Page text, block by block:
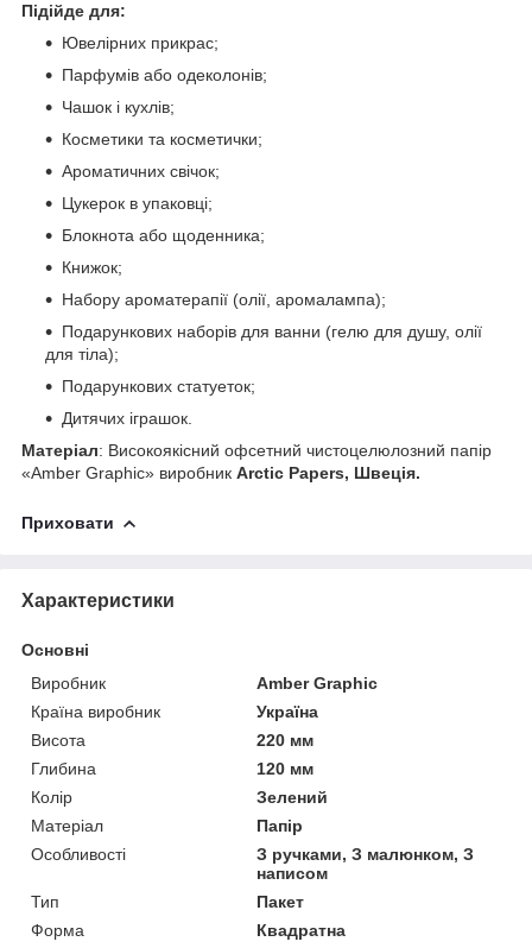
Підійде для:
Ювелірних прикрас;
Парфумів або одеколонів;
Чашок і кухлів;
Косметики та косметички;
Ароматичних свічок;
Цукерок в упаковці;
Блокнота або щоденника;
Книжок;
Набору ароматерапії (олії, аромалампа);
Подарункових наборів для ванни (гелю для душу, олії
для тіла);
Подарункових статуеток;
Дитячих іграшок.
Матеріал: Високоякісний офсетний чистоцелюлозний папір
«Amber Graphic» виробник Arctic Papers, Швеція.
Приховати
Характеристики
Основні
Виробник
Amber Graphic
Країна виробник
Україна
Висота
220 мм
Глибина
120 мм
Колір
Зелений
Матеріал
Папір
Особливості
З ручками, З малюнком, З
написом
Тип
Пакет
Форма
Квадратна